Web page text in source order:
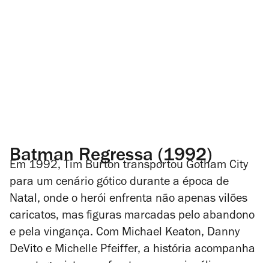
Batman Regressa (1992)
Em 1992, Tim Burton transportou Gotham City
para um cenário gótico durante a época de
Natal, onde o herói enfrenta não apenas vilões
caricatos, mas figuras marcadas pelo abandono
e pela vingança. Com Michael Keaton, Danny
DeVito e Michelle Pfeiffer, a história acompanha